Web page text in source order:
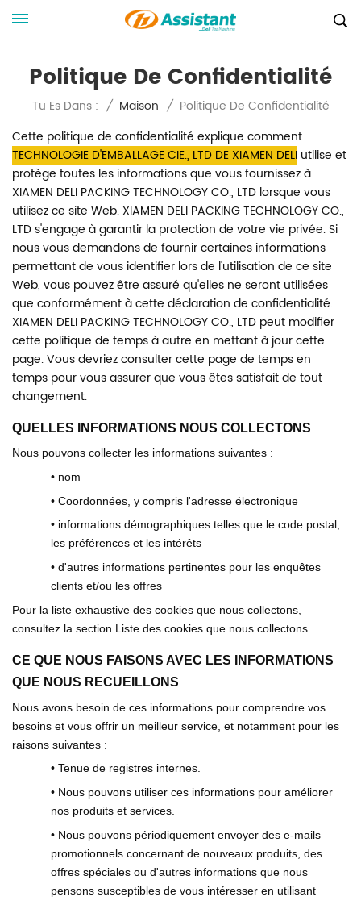
Politique De Confidentialité
Tu Es Dans : / Maison / Politique De Confidentialité
Cette politique de confidentialité explique comment
TECHNOLOGIE D'EMBALLAGE CIE., LTD DE XIAMEN DELI utilise et
protège toutes les informations que vous fournissez à
XIAMEN DELI PACKING TECHNOLOGY CO., LTD lorsque vous
utilisez ce site Web. XIAMEN DELI PACKING TECHNOLOGY CO.,
LTD s'engage à garantir la protection de votre vie privée. Si
nous vous demandons de fournir certaines informations
permettant de vous identifier lors de l'utilisation de ce site
Web, vous pouvez être assuré qu'elles ne seront utilisées
que conformément à cette déclaration de confidentialité.
XIAMEN DELI PACKING TECHNOLOGY CO., LTD peut modifier
cette politique de temps à autre en mettant à jour cette
page. Vous devriez consulter cette page de temps en
temps pour vous assurer que vous êtes satisfait de tout
changement.
QUELLES INFORMATIONS NOUS COLLECTONS
Nous pouvons collecter les informations suivantes :
• nom
• Coordonnées, y compris l'adresse électronique
• informations démographiques telles que le code postal,
les préférences et les intérêts
• d'autres informations pertinentes pour les enquêtes
clients et/ou les offres
Pour la liste exhaustive des cookies que nous collectons,
consultez la section Liste des cookies que nous collectons.
CE QUE NOUS FAISONS AVEC LES INFORMATIONS
QUE NOUS RECUEILLONS
Nous avons besoin de ces informations pour comprendre vos
besoins et vous offrir un meilleur service, et notamment pour les
raisons suivantes :
• Tenue de registres internes.
• Nous pouvons utiliser ces informations pour améliorer
nos produits et services.
• Nous pouvons périodiquement envoyer des e-mails
promotionnels concernant de nouveaux produits, des
offres spéciales ou d'autres informations que nous
pensons susceptibles de vous intéresser en utilisant